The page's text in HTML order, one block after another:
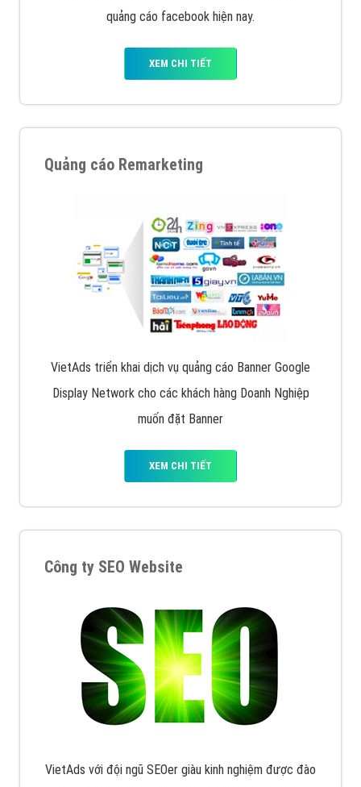
quảng cáo facebook hiện nay.
XEM CHI TIẾT
Quảng cáo Remarketing
VietAds triển khai dịch vụ quảng cáo Banner Google
Display Network cho các khách hàng Doanh Nghiệp
muốn đặt Banner
XEM CHI TIẾT
Công ty SEO Website
VietAds với đội ngũ SEOer giàu kinh nghiệm được đào